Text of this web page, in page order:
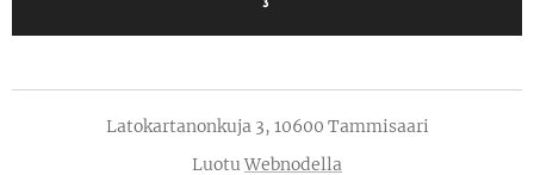
3
Latokartanonkuja 3, 10600 Tammisaari
LuotuWebnodella